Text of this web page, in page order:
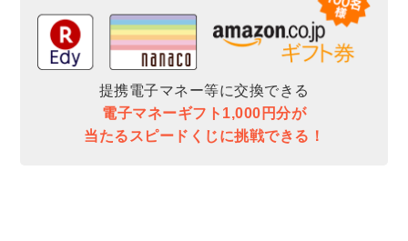
提携電子マネー等に交換できる
電子マネーギフト1,000円分が
当たるスピードくじに挑戦できる！